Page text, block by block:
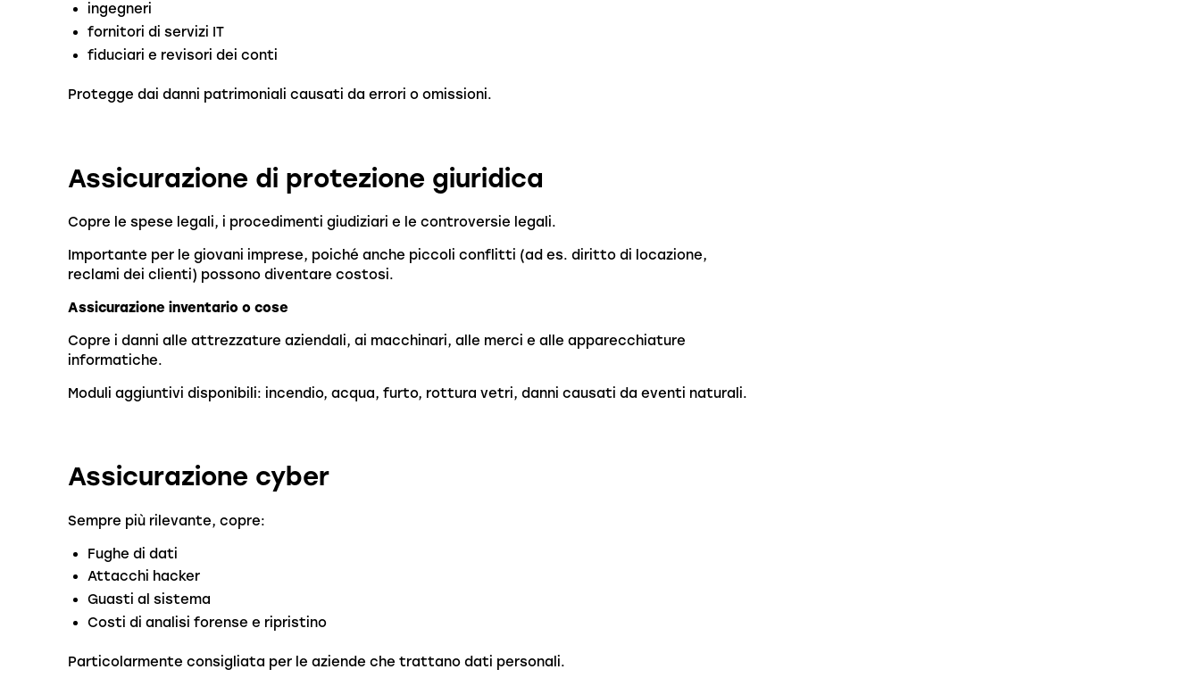
ingegneri
fornitori di servizi IT
fiduciari e revisori dei conti
Protegge dai danni patrimoniali causati da errori o omissioni.
Assicurazione di protezione giuridica
Copre le spese legali, i procedimenti giudiziari e le controversie legali.
Importante per le giovani imprese, poiché anche piccoli conflitti (ad es. diritto di locazione,
reclami dei clienti) possono diventare costosi.
Assicurazione inventario o cose
Copre i danni alle attrezzature aziendali, ai macchinari, alle merci e alle apparecchiature
informatiche.
Moduli aggiuntivi disponibili: incendio, acqua, furto, rottura vetri, danni causati da eventi naturali.
Assicurazione cyber
Sempre più rilevante, copre:
Fughe di dati
Attacchi hacker
Guasti al sistema
Costi di analisi forense e ripristino
Particolarmente consigliata per le aziende che trattano dati personali.